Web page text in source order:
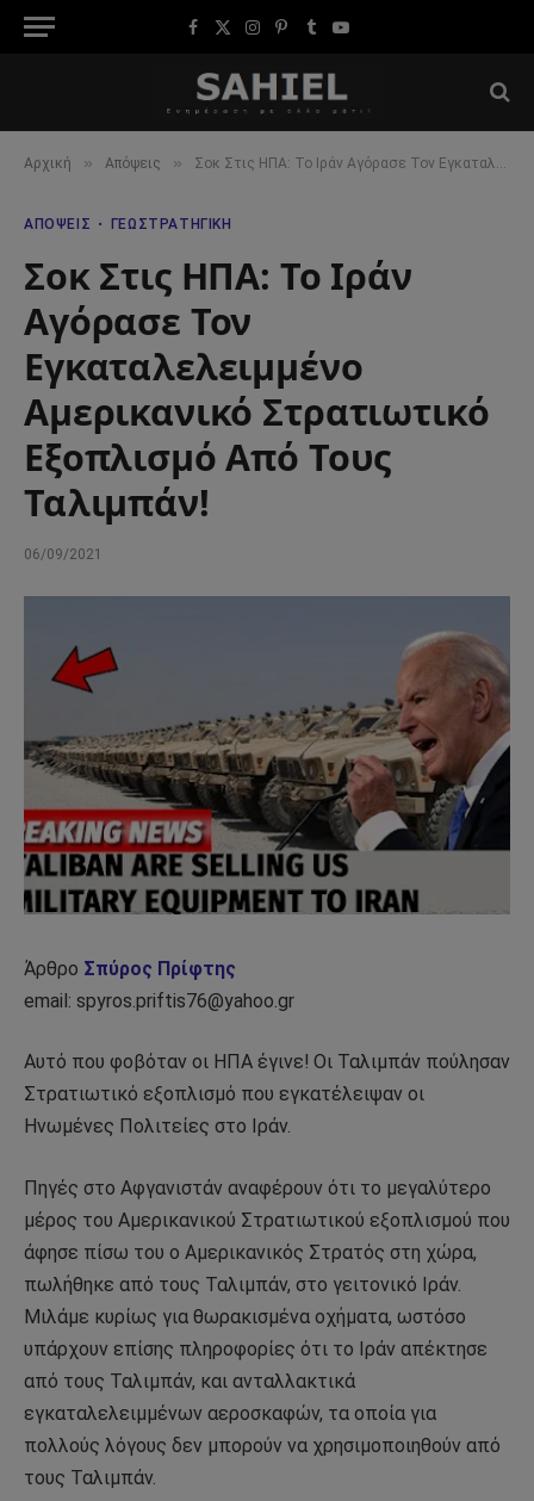
Facebook
X
Instagram
Pinterest
TumblrYouTube
Αρχική » Απόψεις » Σοκ Στις ΗΠΑ: Το Ιράν Αγόρασε Τον Εγκαταλελειμμένο Αμερικανικό Στρατιωτικό Εξοπλισμό Από Τους Ταλιμπάν!
ΑΠΌΨΕΙΣ ΓΕΩΣΤΡΑΤΗΓΙΚΉ
Σοκ Στις ΗΠΑ: Το Ιράν
Αγόρασε Τον
Εγκαταλελειμμένο
Αμερικανικό Στρατιωτικό
Εξοπλισμό Από Τους
Ταλιμπάν!
06/09/2021
Άρθρο Σπύρος Πρίφτης
email: spyros.priftis76@yahoo.gr
Αυτό που φοβόταν οι ΗΠΑ έγινε! Οι Ταλιμπάν πούλησαν
Στρατιωτικό εξοπλισμό που εγκατέλειψαν οι
Ηνωμένες Πολιτείες στο Ιράν.
Πηγές στο Αφγανιστάν αναφέρουν ότι το μεγαλύτερο
μέρος του Αμερικανικού Στρατιωτικού εξοπλισμού που
άφησε πίσω του ο Αμερικανικός Στρατός στη χώρα,
πωλήθηκε από τους Ταλιμπάν, στο γειτονικό Ιράν.
Μιλάμε κυρίως για θωρακισμένα οχήματα, ωστόσο
υπάρχουν επίσης πληροφορίες ότι το Ιράν απέκτησε
από τους Ταλιμπάν, και ανταλλακτικά
εγκαταλελειμμένων αεροσκαφών, τα οποία για
πολλούς λόγους δεν μπορούν να χρησιμοποιηθούν από
τους Ταλιμπάν.